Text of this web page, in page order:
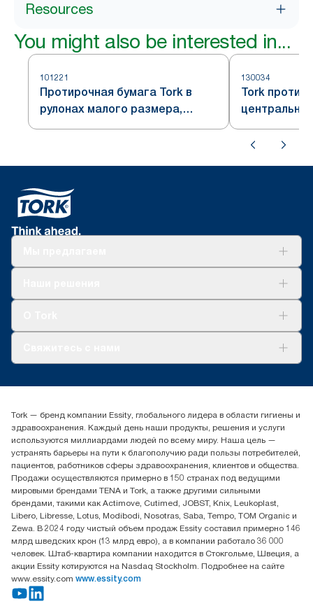
Resources
You might also be interested in...
101221
Протирочная бумага Tork в
рулонах малого размера,
белая, формат Plus, система
130034
Tork
система M2
(+7) 777 779 0095
Контакты на рынках СНГ
ООО «Эссити», Представительство в Казахстане Пр.
Достык, 210, 2 блок, 3 этаж,
офис №32 050051, г.
Алматы, Казахстан
Tork — бренд компании Essity, глобального лидера в области гигиены и
здравоохранения. Каждый день наши продукты, решения и услуги
используются миллиардами людей по всему миру. Наша цель —
устранять барьеры на пути к благополучию ради пользы потребителей,
пациентов, работников сферы здравоохранения, клиентов и общества.
Продажи осуществляются примерно в 150 странах под ведущими
мировыми брендами TENA и Tork, а также другими сильными
брендами, такими как Actimove, Cutimed, JOBST, Knix, Leukoplast,
Libero, Libresse, Lotus, Modibodi, Nosotras, Saba, Tempo, TOM Organic и
Zewa. В 2024 году чистый объем продаж Essity составил примерно 146
млрд шведских крон (13 млрд евро), а в компании работало 36 000
человек. Штаб-квартира компании находится в Стокгольме, Швеция, а
акции Essity котируются на Nasdaq Stockholm. Подробнее на сайте
www.essity.com www.essity.com